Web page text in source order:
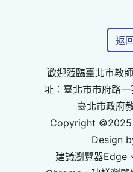
返
歡迎蒞臨臺北市教
址：臺北市市府路
臺北市政府
Copyright ©2025
Design
建議瀏覽器Edge